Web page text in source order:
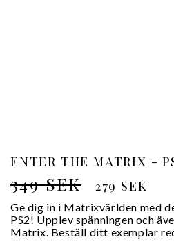
ENTER THE MATRIX -
349 SEK 279 SEK
Ge dig in i Matrixvärlden med
PS2! Upplev spänningen och
Matrix. Beställ ditt exemplar